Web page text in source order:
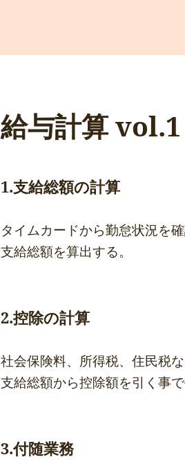
給与計算
1.支給総額の計算
タイムカードから勤怠状況を
支給総額を算出する。
2.控除の計算
社会保険料、所得税、住民税
支給総額から控除額を引く事
3.付随業務